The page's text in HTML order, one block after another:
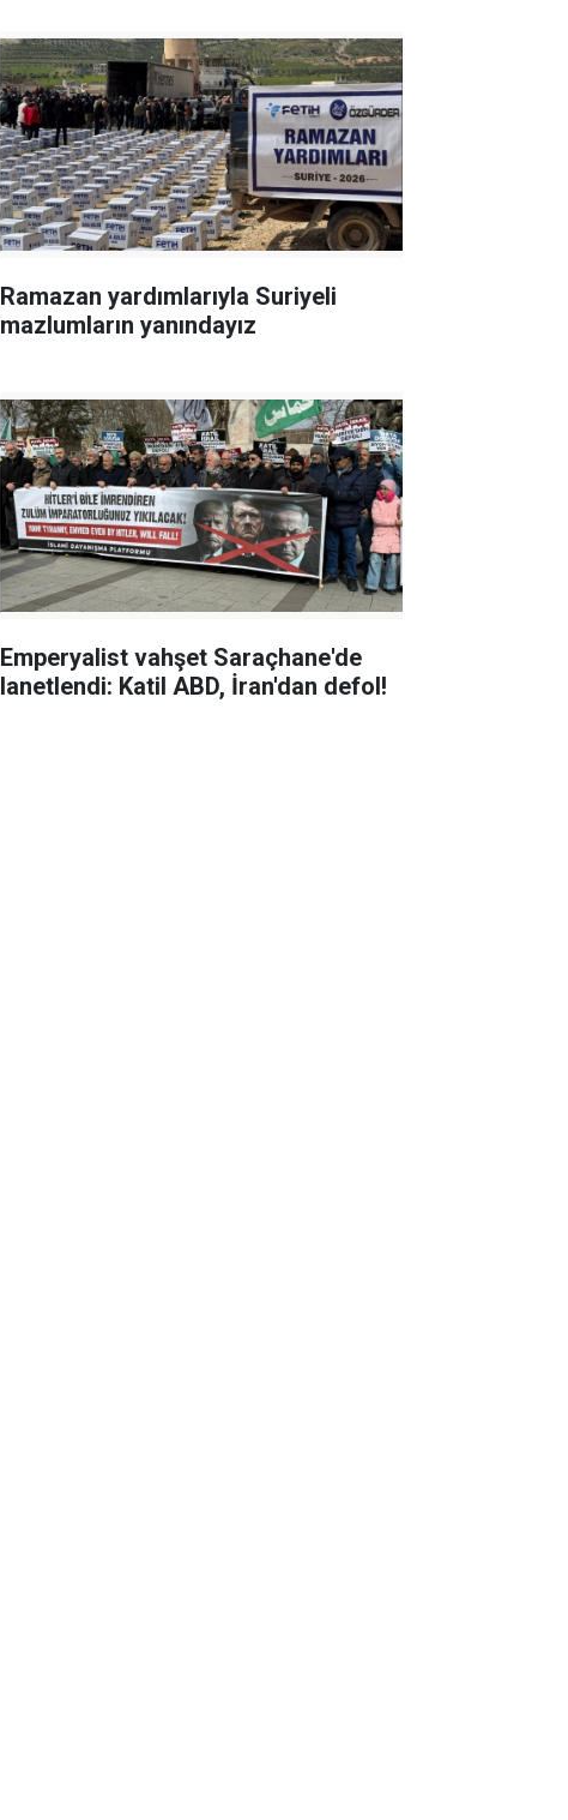
Ramazan yardımlarıyla Suriyeli
mazlumların yanındayız
Emperyalist vahşet Saraçhane'de
lanetlendi: Katil ABD, İran'dan defol!